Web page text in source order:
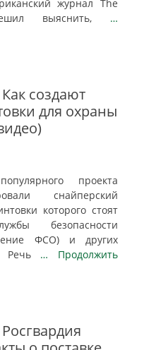
журнал The
выяснить, …
создают
для охраны
проекта
снайперский
которого стоят
безопасности
ФСО) и других
Речь … Продолжить